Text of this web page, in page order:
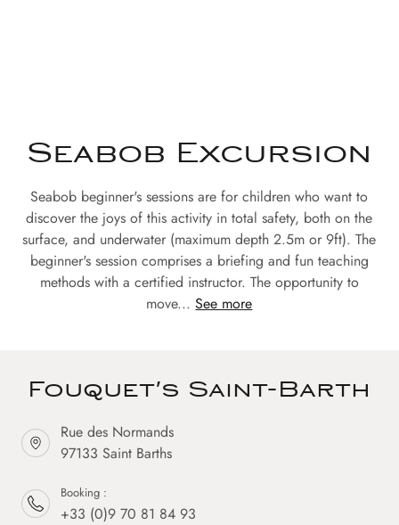
Seabob Excursion
Seabob beginner's sessions are for children who want to
discover the joys of this activity in total safety, both on the
surface, and underwater (maximum depth 2.5m or 9ft). The
beginner's session comprises a briefing and fun teaching
methods with a certified instructor. The opportunity to
move... See more
Fouquet's Saint-Barth
Rue des Normands
97133 Saint Barths
Booking :
+33 (0)9 70 81 84 93